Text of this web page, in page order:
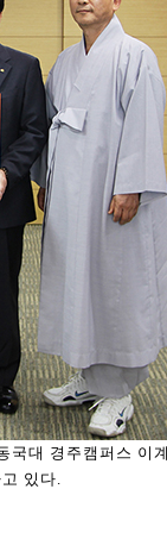
국대 경주캠퍼스 이
있다.